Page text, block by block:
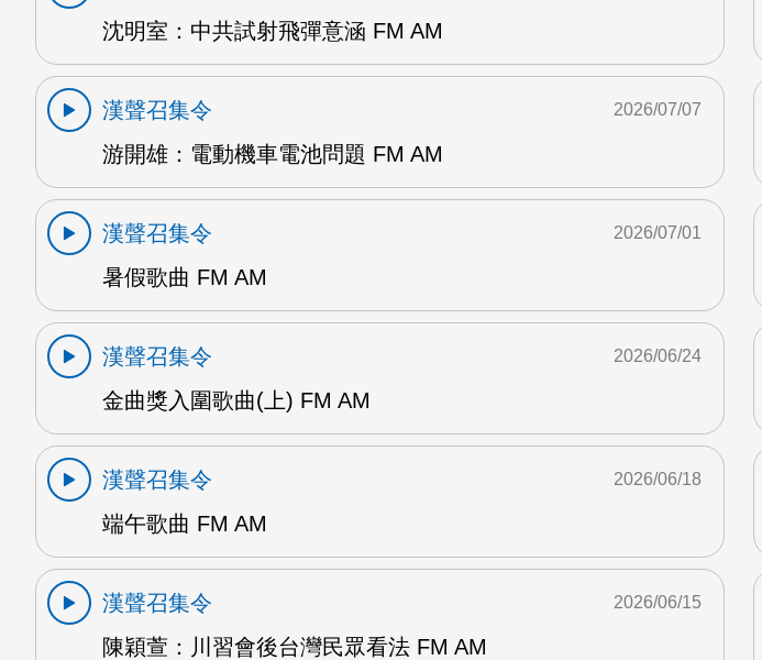
沈明室：中共試射飛彈意涵 FM AM
漢聲召集令
游開雄：電動機車電池問題 FM AM
2026/07/07
漢聲召集令
暑假歌曲 FM AM
2026/07/01
漢聲召集令
金曲獎入圍歌曲(上) FM AM
2026/06/24
漢聲召集令
端午歌曲 FM AM
2026/06/18
漢聲召集令
陳穎萱：川習會後台灣民眾看法 FM AM
2026/06/15